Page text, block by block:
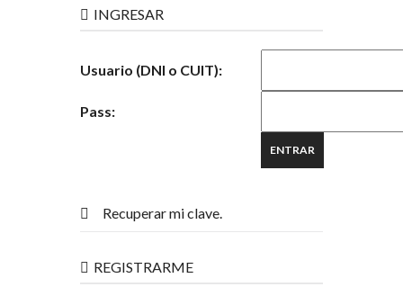
INGRESAR
Usuario (DNI o CUIT):
Pass:
Recuperar mi clave.
REGISTRARME